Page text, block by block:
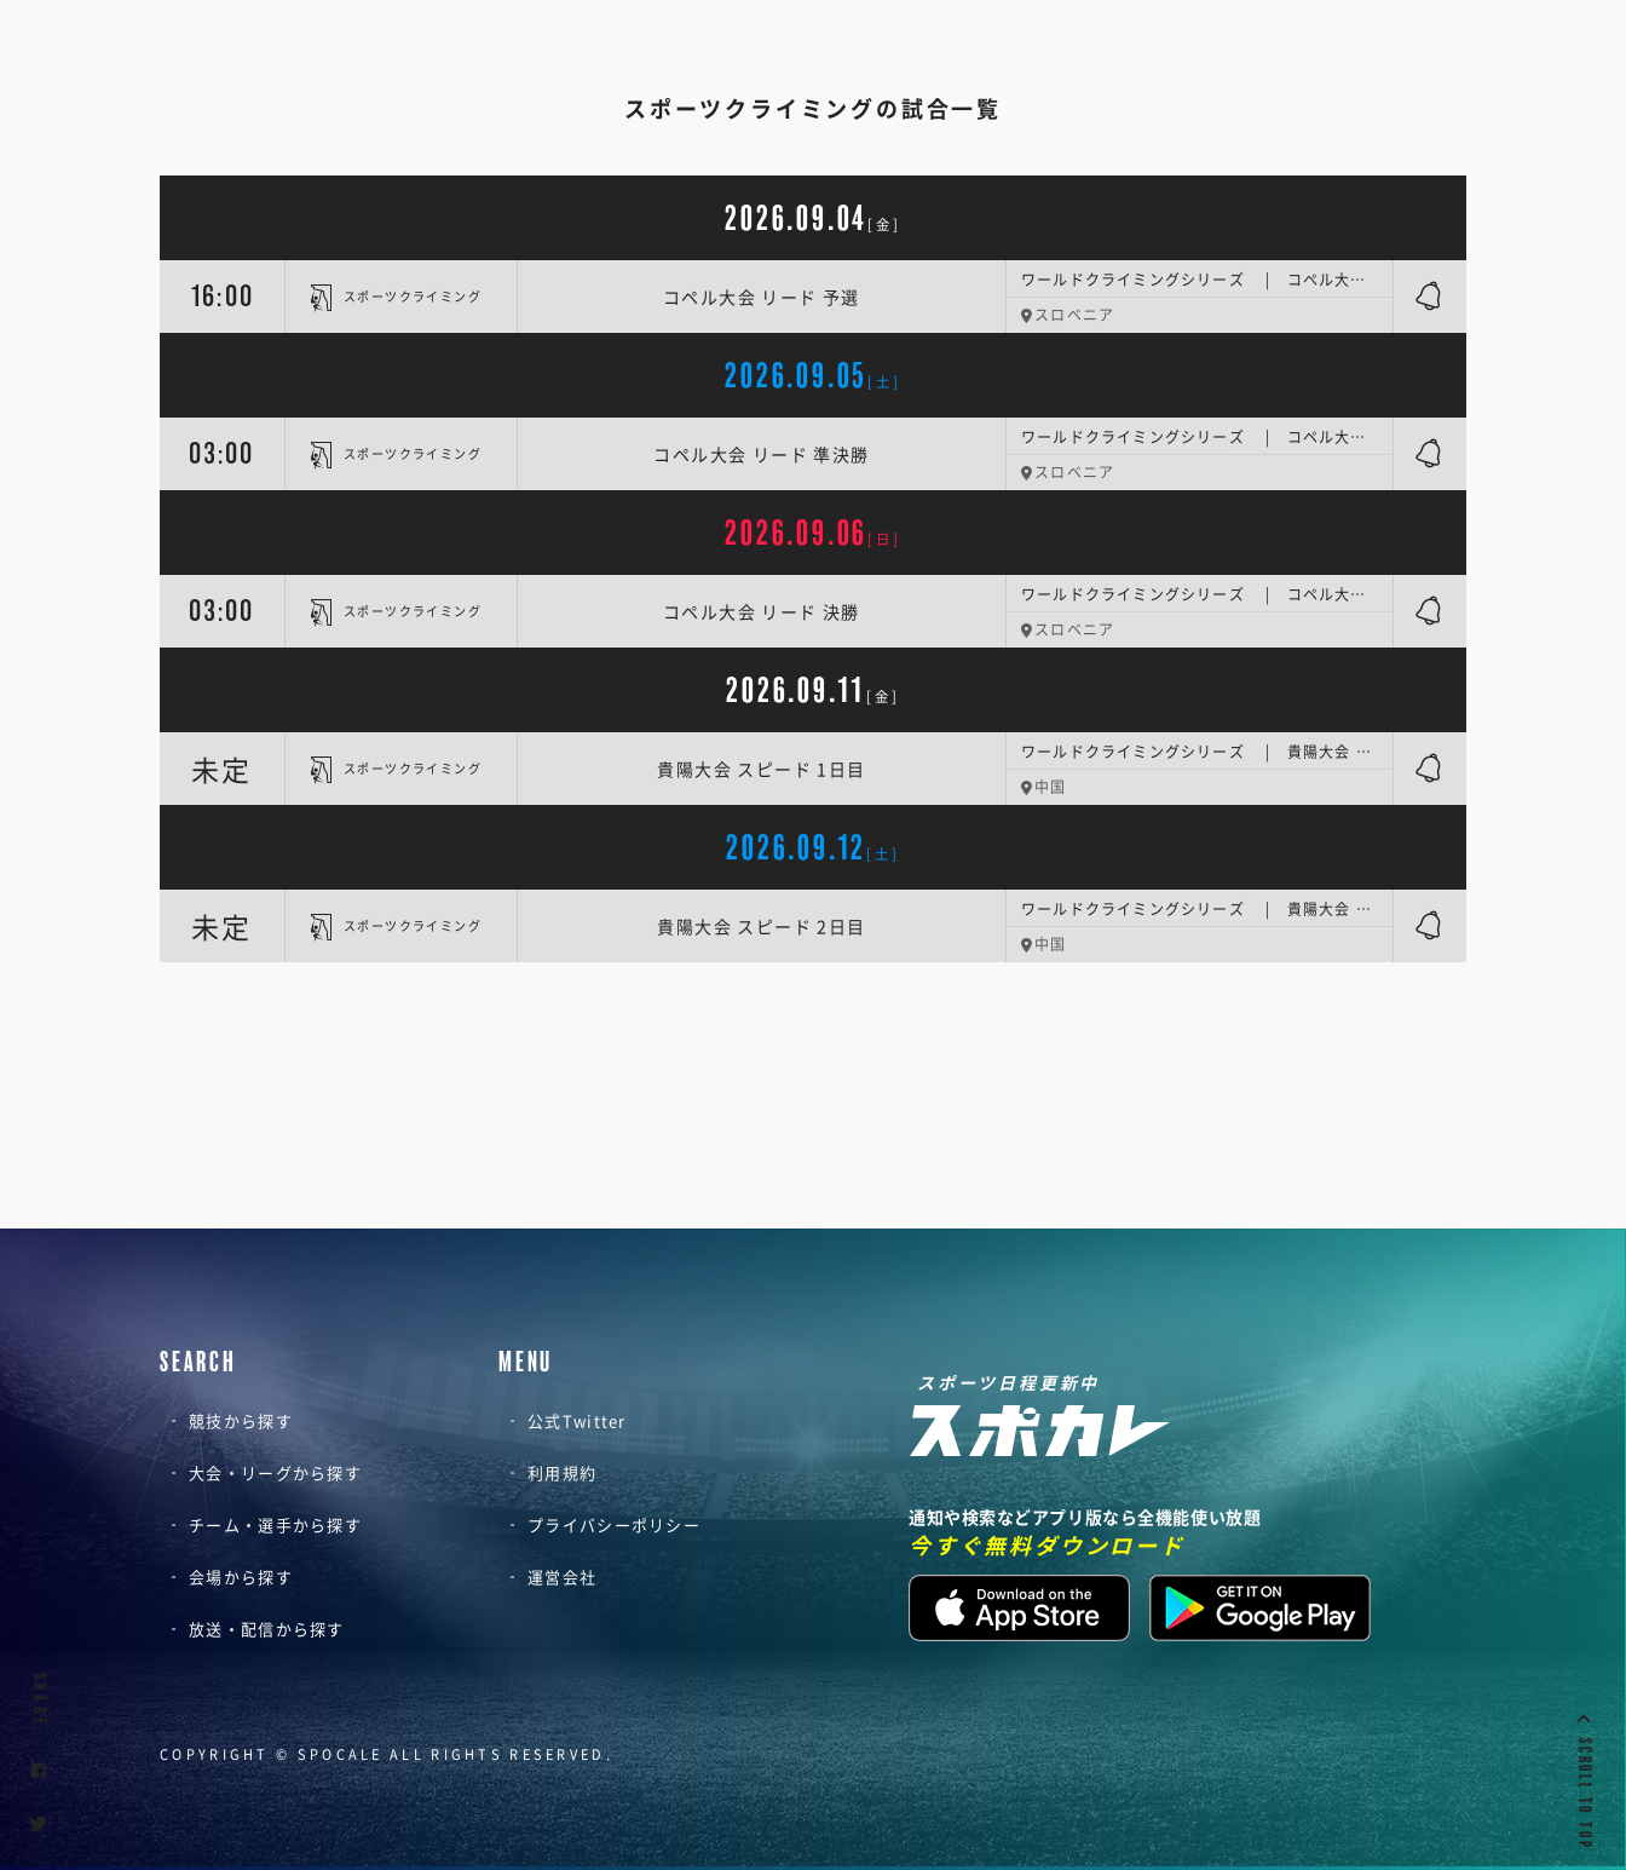
スポーツクライミングの試合一覧
2026.09.04 [金]
16:00 スポーツクライミング コペル大会 リード 予選
ワールドクライミングシリーズ | コペル大会 リード 予選
スロベニア
2026.09.05 [土]
03:00 スポーツクライミング コペル大会 リード 準決勝
ワールドクライミングシリーズ | コペル大会 リード 準決勝
スロベニア
2026.09.06 [日]
03:00 スポーツクライミング コペル大会 リード 決勝
ワールドクライミングシリーズ | コペル大会 リード 決勝
スロベニア
2026.09.11 [金]
未定 スポーツクライミング 貴陽大会 スピード 1日目
ワールドクライミングシリーズ | 貴陽大会 スピード 1日目
中国
2026.09.12 [土]
未定 スポーツクライミング 貴陽大会 スピード 2日目
ワールドクライミングシリーズ | 貴陽大会 スピード 2日目
中国
SEARCH
競技から探す
大会・リーグから探す
チーム・選手から探す
会場から探す
放送・配信から探す
MENU
公式Twitter
利用規約
プライバシーポリシー
運営会社
スポーツ日程更新中
通知や検索などアプリ版なら全機能使い放題
今すぐ無料ダウンロード
COPYRIGHT © SPOCALE ALL RIGHTS RESERVED. SCROLL TO TOP
SHARE